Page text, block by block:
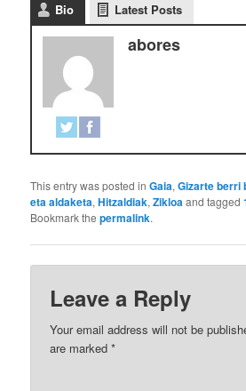
Bio Latest Posts
abores
This entry was posted inGaia,Gizarte berri
eta aldaketa,Hitzaldiak,Zikloaand tagged
Bookmark thepermalink.
Leave a Reply
Your email address will not be
are marked*